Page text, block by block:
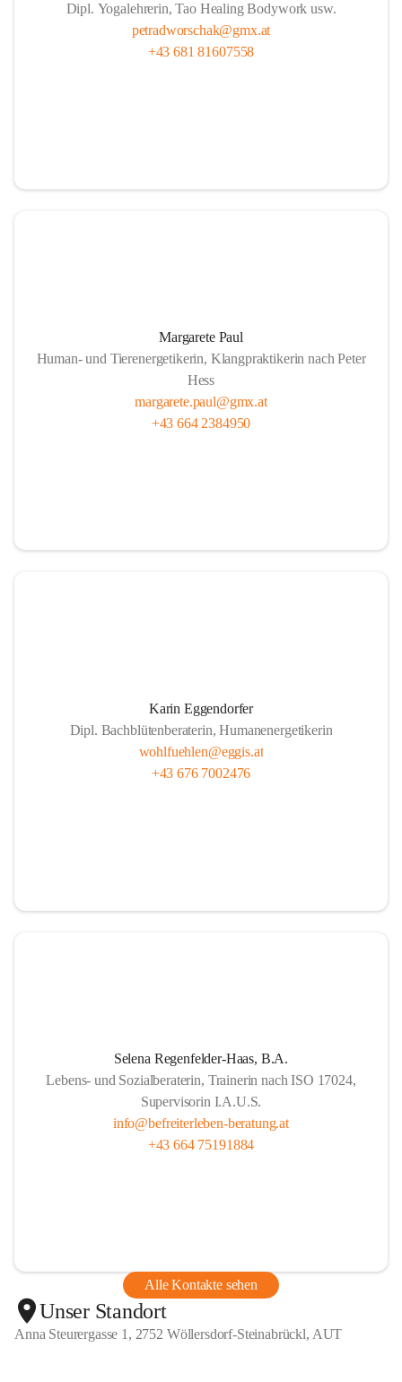
Dipl. Yogalehrerin, Tao Healing Bodywork usw.
petradworschak@gmx.at
+43 681 81607558
Margarete Paul
Human- und Tierenergetikerin, Klangpraktikerin nach Peter
Hess
margarete.paul@gmx.at
+43 664 2384950
Karin Eggendorfer
Dipl. Bachblütenberaterin, Humanenergetikerin
wohlfuehlen@eggis.at
+43 676 7002476
Selena Regenfelder-Haas, B.A.
Lebens- und Sozialberaterin, Trainerin nach ISO 17024,
Supervisorin I.A.U.S.
info@befreiterleben-beratung.at
+43 664 75191884
Alle Kontakte sehen
Unser Standort
Anna Steurergasse 1, 2752 Wöllersdorf-Steinabrückl, AUT